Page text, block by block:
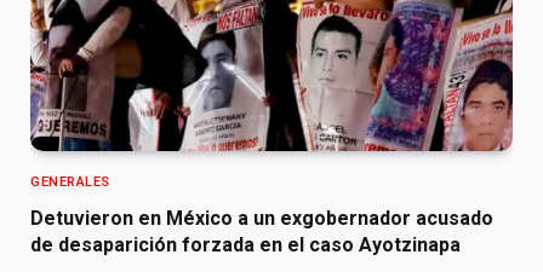
GENERALES
Detuvieron en México a un exgobernador acusado
de desaparición forzada en el caso Ayotzinapa